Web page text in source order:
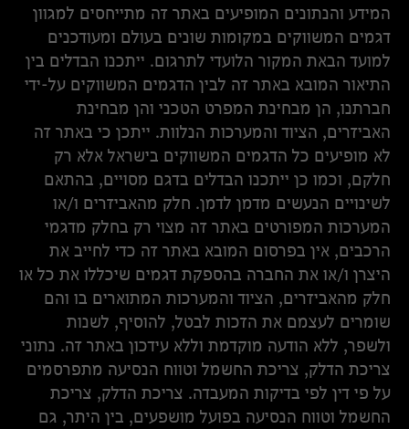
המידע והנתונים המופיעים באתר זה מתייחסים למגוון
דגמים המשווקים במקומות שונים בעולם ומעודכנים
למועד הבאת המקור הלועדי לתרגום. ייתכנו הבדלים בין
התיאור המובא באתר זה לבין הדגמים המשווקים על-ידי
חברתנו, הן מבחינת המפרט הטכני והן מבחינת
האביזרים, הציוד והמערכות הנלוות. ייתכן כי באתר זה
לא מופיעים כל הדגמים המשווקים בישראל אלא רק
חלקם, וכמו כן ייתכנו הבדלים בדגם מסויים, בהתאם
לשינויים הנעשים מדמן לדמן. חלק מהאביזרים ו/או
המערכות המפורטים באתר זה מצוי רק בחלק מדגמי
הרכבים, אין בפרסום המובא באתר זה כדי לחייב את
היצרן ו/או את החברה בהספקת דגמים שיכללו את כל או
חלק מהאביזרים, הציוד והמערכות המתוארים בו והם
שומרים לעצמם את הזכות לבטל, להוסיף, לשנות
ולשפר, ללא הודעה מוקדמת וללא עידכון באתר זה. נתוני
צריכת הדלק, צריכת החשמל וטווח הנסיעה מתפרסמים
על פי דין לפי בדיקות המעבדה. צריכת הדלק, צריכת
החשמל וטווח הנסיעה בפועל מושפעים, בין היתר, גם